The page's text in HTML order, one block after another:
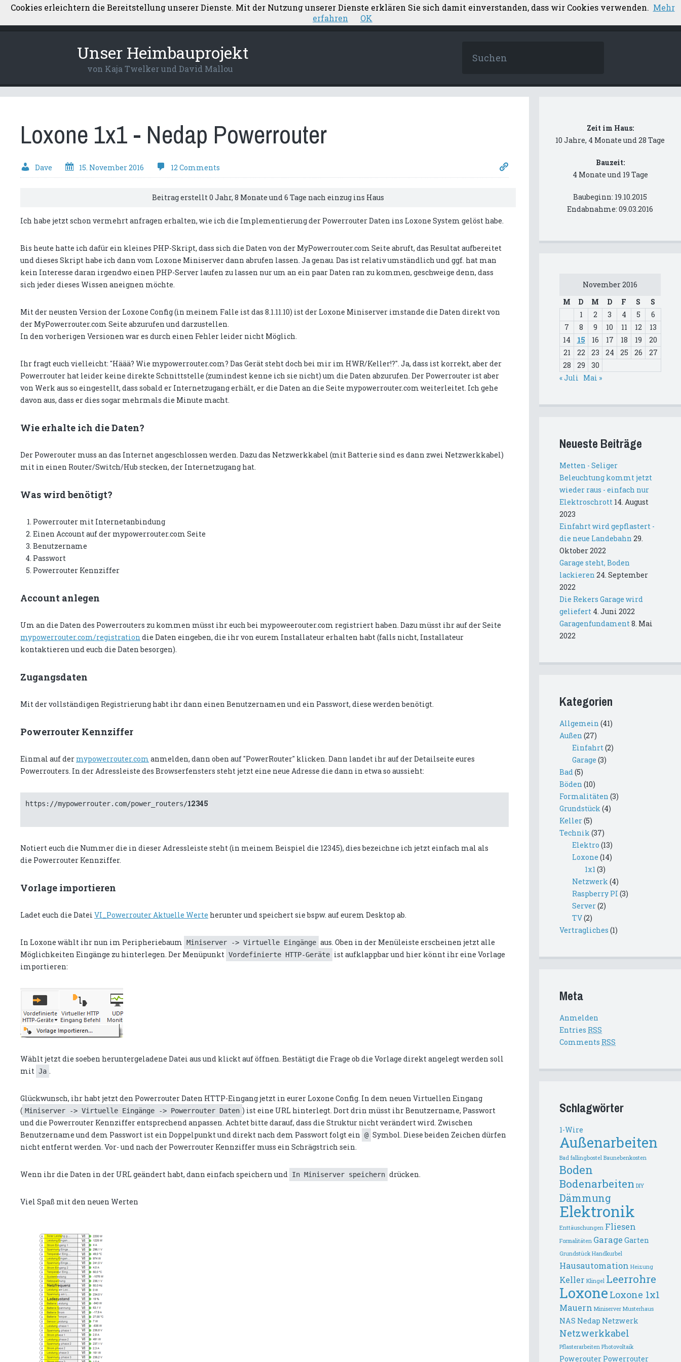
Aufstellung Nebenkosten Elektroplanung
Unser Heimbauprojekt
von Kaja Twelker und David Mallou
Loxone 1x1 - Nedap Powerrouter
Dave 15. November 2016 12 Comments
Beitrag erstellt 0 Jahr, 8 Monate und 6 Tage nach einzug ins Haus
Ich habe jetzt schon vermehrt anfragen erhalten, wie ich die Implementierung der Powerrouter Daten ins Loxone System gelöst habe.
Bis heute hatte ich dafür ein kleines PHP-Skript, dass sich die Daten von der MyPowerrouter.com Seite abruft, das Resultat aufbereitet
und dieses Skript habe ich dann vom Loxone Miniserver dann abrufen lassen. Ja genau. Das ist relativ umständlich und ggf. hat man
kein Interesse daran irgendwo einen PHP-Server laufen zu lassen nur um an ein paar Daten ran zu kommen, geschweige denn, dass
sich jeder dieses Wissen aneignen möchte.
Mit der neusten Version der Loxone Config (in meinem Falle ist das 8.1.11.10) ist der Loxone Miniserver imstande die Daten direkt von
der MyPowerrouter.com Seite abzurufen und darzustellen.
In den vorherigen Versionen war es durch einen Fehler leider nicht Möglich.
Ihr fragt euch vielleicht: "Häää? Wie mypowerrouter.com? Das Gerät steht doch bei mir im HWR/Keller!?". Ja, dass ist korrekt, aber der
Powerrouter hat leider keine direkte Schnittstelle (zumindest kenne ich sie nicht) um die Daten abzurufen. Der Powerrouter ist aber
von Werk aus so eingestellt, dass sobald er Internetzugang erhält, er die Daten an die Seite mypowerrouter.com weiterleitet. Ich gehe
davon aus, dass er dies sogar mehrmals die Minute macht.
Wie erhalte ich die Daten?
Der Powerouter muss an das Internet angeschlossen werden. Dazu das Netzwerkkabel (mit Batterie sind es dann zwei Netzwerkkabel)
mit in einen Router/Switch/Hub stecken, der Internetzugang hat.
Was wird benötigt?
Powerrouter mit Internetanbindung
Einen Account auf der mypowerrouter.com Seite
Benutzername
Passwort
Powerrouter Kennziffer
Account anlegen
Um an die Daten des Powerrouters zu kommen müsst ihr euch bei mypoweerouter.com registriert haben. Dazu müsst ihr auf der Seite
mypowerrouter.com/registration die Daten eingeben, die ihr von eurem Installateur erhalten habt (falls nicht, Installateur
kontaktieren und euch die Daten besorgen).
Zugangsdaten
Mit der vollständigen Registrierung habt ihr dann einen Benutzernamen und ein Passwort, diese werden benötigt.
Powerrouter Kennziffer
Einmal auf der mypowerrouter.com anmelden, dann oben auf "PowerRouter" klicken. Dann landet ihr auf der Detailseite eures
Powerrouters. In der Adressleiste des Browserfensters steht jetzt eine neue Adresse die dann in etwa so aussieht:
https://mypowerrouter.com/power_routers/12345
Notiert euch die Nummer die in dieser Adressleiste steht (in meinem Beispiel die 12345), dies bezeichne ich jetzt einfach mal als
die Powerrouter Kennziffer.
Vorlage importieren
Ladet euch die Datei VI_Powerrouter Aktuelle Werte herunter und speichert sie bspw. auf eurem Desktop ab.
In Loxone wählt ihr nun im Peripheriebaum Miniserver -> Virtuelle Eingänge aus. Oben in der Menüleiste erscheinen jetzt alle
Möglichkeiten Eingänge zu hinterlegen. Der Menüpunkt Vordefinierte HTTP-Geräte ist aufklappbar und hier könnt ihr eine Vorlage
importieren:
Wählt jetzt die soeben heruntergeladene Datei aus und klickt auf öffnen. Bestätigt die Frage ob die Vorlage direkt angelegt werden soll
mit Ja .
Glückwunsch, ihr habt jetzt den Powerrouter Daten HTTP-Eingang jetzt in eurer Loxone Config. In dem neuen Virtuellen Eingang
( Miniserver -> Virtuelle Eingänge -> Powerrouter Daten ) ist eine URL hinterlegt. Dort drin müsst ihr Benutzername, Passwort
und die Powerrouter Kennziffer entsprechend anpassen. Achtet bitte darauf, dass die Struktur nicht verändert wird. Zwischen
Benutzername und dem Passwort ist ein Doppelpunkt und direkt nach dem Passwort folgt ein @ Symbol. Diese beiden Zeichen dürfen
nicht entfernt werden. Vor- und nach der Powerrouter Kennziffer muss ein Schrägstrich sein.
Wenn ihr die Daten in der URL geändert habt, dann einfach speichern und In Miniserver speichern drücken.
Viel Spaß mit den neuen Werten
Zeit im Haus:
10 Jahre, 4 Monate und 28 Tage
Bauzeit:
4 Monate und 19 Tage
Baubeginn: 19.10.2015
Endabnahme: 09.03.2016
November 2016
M
D M D F S
S
1
2 3 4 5
6
7
8 9 10 11 12
13
14
15 16 17 18 19
20
21
22 23 24 25 26
27
28
29
30
« Juli Mai »
Neueste Beiträge
Metten - Seliger
Beleuchtung kommt jetzt
wieder raus - einfach nur
Elektroschrott 14. August
2023
Einfahrt wird gepflastert -
die neue Landebahn 29.
Oktober 2022
Garage steht, Boden
lackieren 24. September
2022
Die Rekers Garage wird
geliefert 4. Juni 2022
Garagenfundament8. Mai
2022
Kategorien
Allgemein (41)
Außen (27)
Einfahrt(2)
Garage (3)
Bad(5)
Böden (10)
Formalitäten (3)
Grundstück (4)
Keller(5)
Technik (37)
Elektro (13)
Loxone (14)
1x1 (3)
Netzwerk (4)
Raspberry PI (3)
Server(2)
TV(2)
Vertragliches (1)
Meta
Anmelden
Entries RSS
Comments RSS
Schlagwörter
1-Wire
Außenarbeiten
Bad fallingbostel Baunebenkosten
Boden
Bodenarbeiten DIY
Dämmung
Elektronik
Enttäuschungen Fliesen
Formalitäten Garage Garten
Grundstück Handkurbel
Hausautomation Heizung
Keller Klingel Leerrohre
Loxone Loxone 1x1
Mauern Miniserver Musterhaus
NAS Nedap Netzwerk
Netzwerkkabel
Pflasterarbeiten Photovoltaik
Powerouter Powerrouter
Cookies erleichtern die Bereitstellung unserer Dienste. Mit der Nutzung unserer Dienste erklären Sie sich damit einverstanden, dass wir Cookies verwenden. Mehr
erfahren
OK